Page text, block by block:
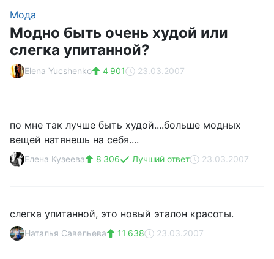
Мода
Модно быть очень худой или
слегка упитанной?
Elena Yucshenko 4 901 23.03.2007
по мне так лучше быть худой....больше модных
вещей натянешь на себя....
Елена Кузеева 8 306 Лучший ответ 23.03.2007
слегка упитанной, это новый эталон красоты.
Наталья Савельева 11 638 23.03.2007